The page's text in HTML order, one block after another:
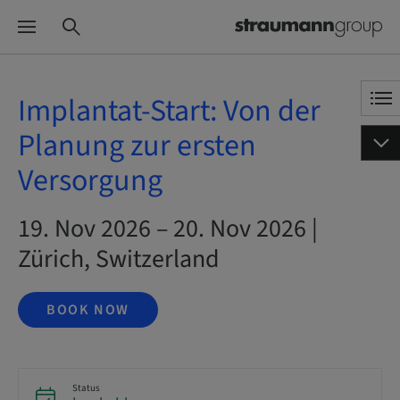
Implantat-Start: Von der
Planung zur ersten
Versorgung
19. Nov 2026 – 20. Nov 2026 |
Zürich, Switzerland
BOOK NOW
Status